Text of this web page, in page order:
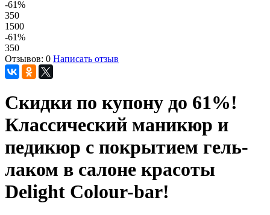
-61%
350
1500
-61%
350
Отзывов: 0 Написать отзыв
Скидки по купону до 61%!
Классический маникюр и
педикюр с покрытием гель-
лаком в салоне красоты
Delight Colour-bar!